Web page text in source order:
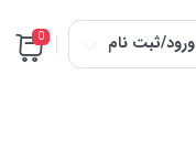
ورود/ثبت نام 0